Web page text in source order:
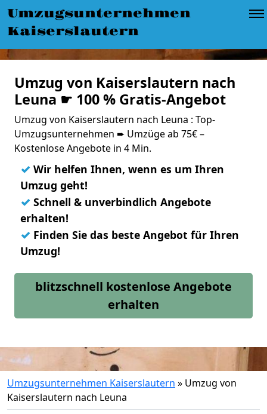
Umzugsunternehmen
Kaiserslautern
Umzug von Kaiserslautern nach
Leuna ☛ 100 % Gratis-Angebot
Umzug von Kaiserslautern nach Leuna : Top-
Umzugsunternehmen ➨ Umzüge ab 75€ –
Kostenlose Angebote in 4 Min.
✓ Wir helfen Ihnen, wenn es um Ihren
Umzug geht!
✓ Schnell & unverbindlich Angebote
erhalten!
✓ Finden Sie das beste Angebot für Ihren
Umzug!
blitzschnell kostenlose Angebote
erhalten
Umzugsunternehmen Kaiserslautern » Umzug von
Kaiserslautern nach Leuna